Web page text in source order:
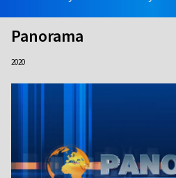
Panorama
2020